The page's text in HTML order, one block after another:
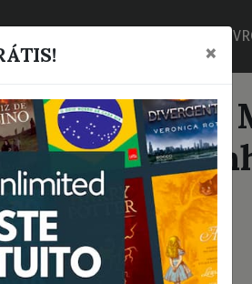
Corsários do
H. G.
este livro!
×